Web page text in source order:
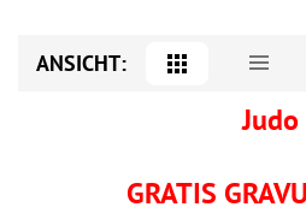
ANSICHT:
Judo
GRATIS